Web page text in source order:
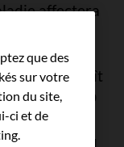
affectera
au
de
qui connaît
type de SMD
de la
la réponse au
que des
sur votre
du site,
ci et de